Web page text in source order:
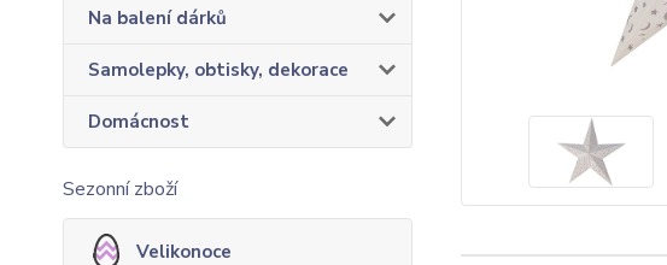
Na balení dárků
Samolepky, obtisky, dekorace
Domácnost
Sezonní zboží
Velikonoce